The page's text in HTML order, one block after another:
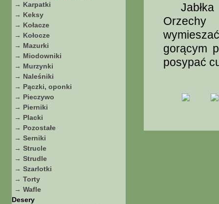
→ Karpatki
→ Keksy
→ Kołacze
→ Kołocze
→ Mazurki
→ Miodowniki
→ Murzynki
→ Naleśniki
→ Pączki, oponki
→ Pieczywo
→ Pierniki
→ Placki
→ Pozostałe
→ Serniki
→ Strucle
→ Strudle
→ Szarlotki
→ Torty
→ Wafle
Desery
Jabłka
Orzechy
gorącym
posypać